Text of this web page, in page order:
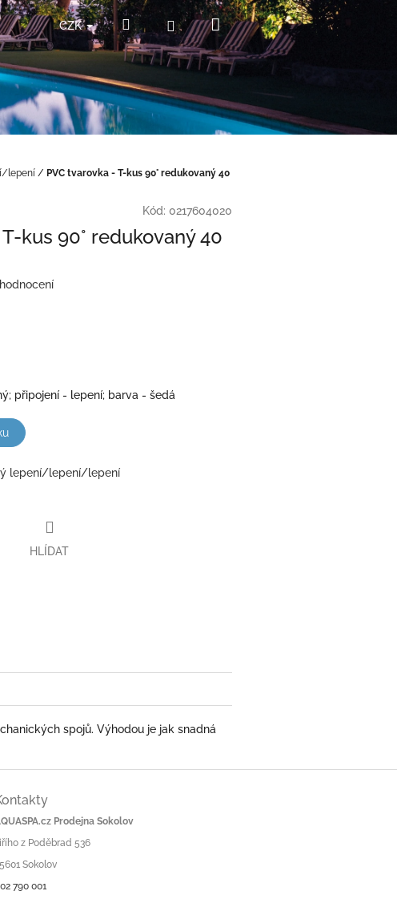
CZK HledatPřihlášeníNákupní
košík
lepení / PVC tvarovka - T-kus 90° redukovaný 40
Kód: 0217604020
kus 90° redukovaný 40
připojení - lepení; barva - šedá
lepení/lepení/lepení
HLÍDAT
spojů. Výhodou je jak snadná
Prodejna Sokolov
z Poděbrad 536
Sokolov
790 001